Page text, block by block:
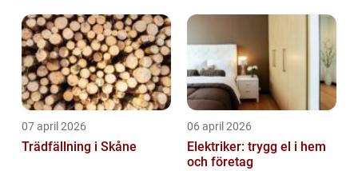
07 april 2026
Trädfällning i Skåne
06 april 2026
Elektriker: trygg el i hem
och företag